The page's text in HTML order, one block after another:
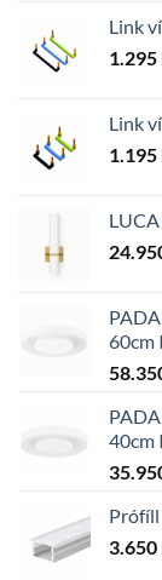
Link
1.295
Link
1.195
60cm
40cm
Prófíll
3.650